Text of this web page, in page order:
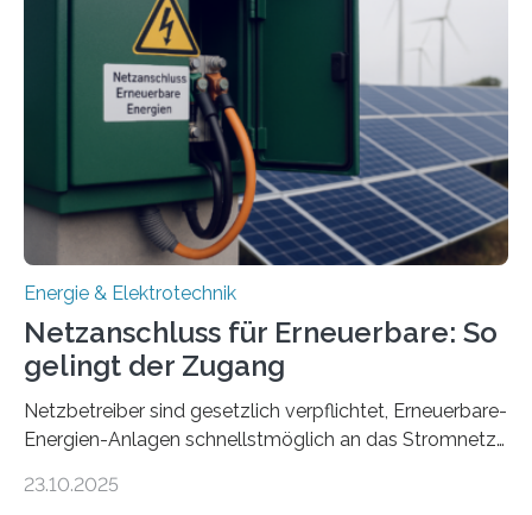
Konzepten zur langfristigen Energiespeicherung in
sektorübergreifend vernetzten Energiesystemen. Das
Projekt startete am 15. Oktober 2025, hat eine Laufzeit
von drei Jahren und ein Gesamtvolumen von rund 2,9
Millionen Euro, wovon 2,6 Millionen Euro durch das
Ministerium für Umwelt, Klima und…
Energie & Elektrotechnik
Netzanschluss für Erneuerbare: So
gelingt der Zugang
Netzbetreiber sind gesetzlich verpflichtet, Erneuerbare-
Energien-Anlagen schnellstmöglich an das Stromnetz
ermöglichen. Doch der dafür nötige Netzausbau hinkt
23.10.2025